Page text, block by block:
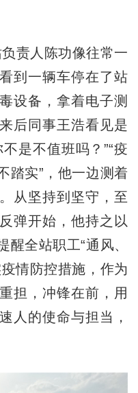
责人陈功像往常一
到一辆车停在了站
设备，拿着电子测
后同事王浩看见是
是不值班吗？”“疫
踏实”，他一边测着
从坚持到坚守，至
弹开始，他持之以
全站职工“通风、
情防控措施，作为
担，冲锋在前，用
人的使命与担当，